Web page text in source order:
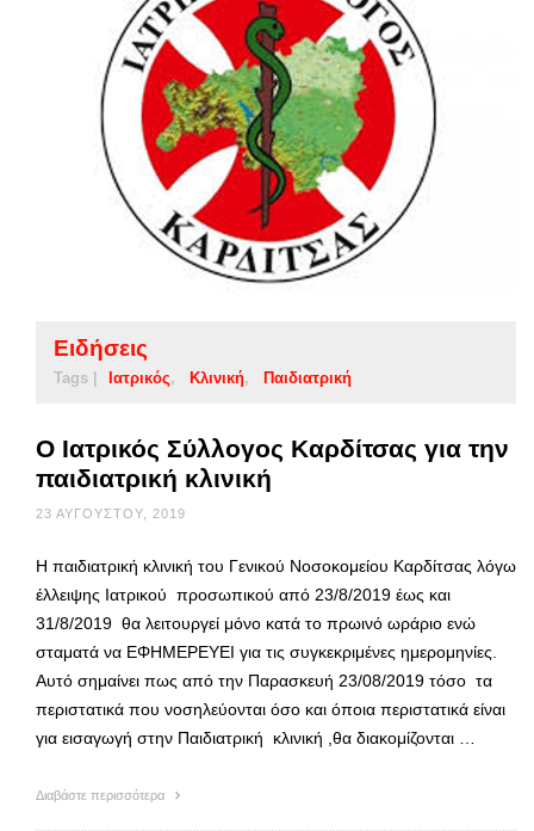
Ειδήσεις
Tags | Ιατρικός Κλινική Παιδιατρική
Ο Ιατρικός Σύλλογος Καρδίτσας για την
παιδιατρική κλινική
23 ΑΥΓΟΎΣΤΟΥ, 2019
Η παιδιατρική κλινική του Γενικού Νοσοκομείου Καρδίτσας λόγω
έλλειψης Ιατρικού προσωπικού από 23/8/2019 έως και
31/8/2019 θα λειτουργεί μόνο κατά το πρωινό ωράριο ενώ
σταματά να ΕΦΗΜΕΡΕΥΕΙ για τις συγκεκριμένες ημερομηνίες.
Αυτό σημαίνει πως από την Παρασκευή 23/08/2019 τόσο τα
περιστατικά που νοσηλεύονται όσο και όποια περιστατικά είναι
για εισαγωγή στην Παιδιατρική κλινική ,θα διακομίζονται …
Διαβάστε περισσότερα